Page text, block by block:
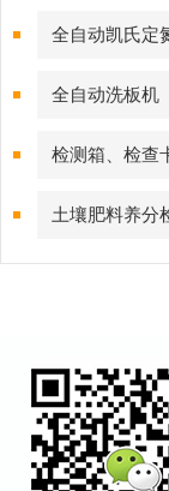
全自动凯氏定
全自动洗板机
检测箱、检查
土壤肥料养分